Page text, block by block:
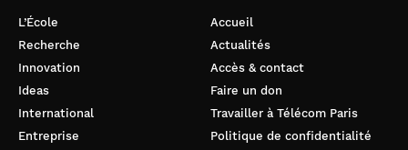
L’École
Recherche
Innovation
Ideas
International
Entreprise
Accueil
Actualités
Accès & contact
Faire un don
Travailler à Télécom Paris
Politique de confidentialité